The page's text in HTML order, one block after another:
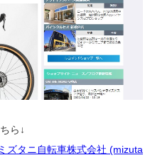
ら↓
ズタニ自転車株式会社 (mizuta